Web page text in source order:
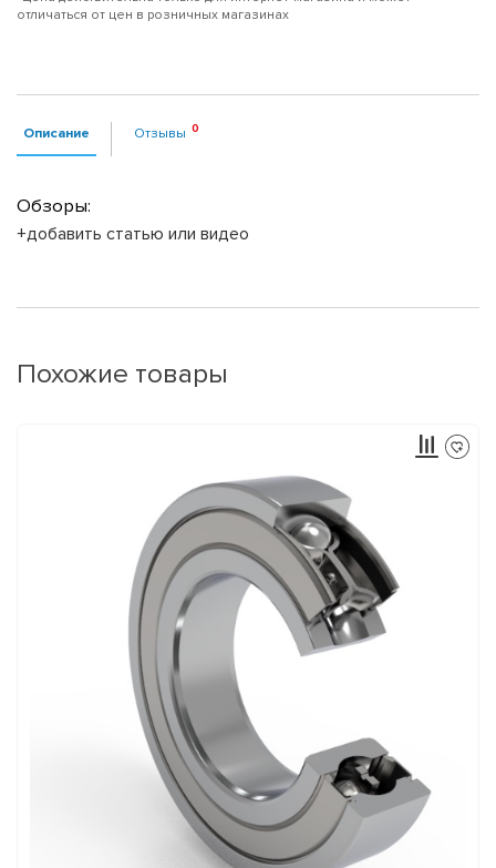
отличаться от цен в розничных магазинах
Описание Отзывы
Обзоры:
+добавить статью или видео
Похожие товары